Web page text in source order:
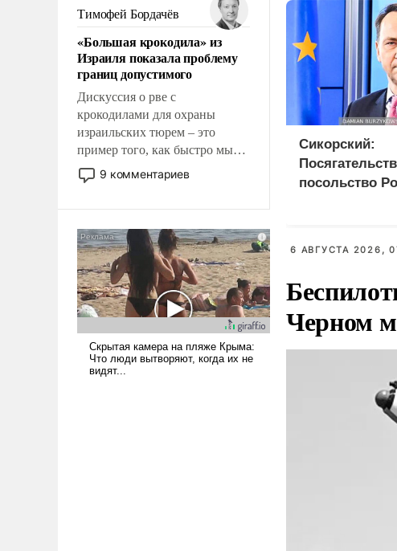
налогоплательщиков и где
Еревану за свои поступки не
нужно отвечать.
Тимофей Бордачёв
«Большая крокодила» из
Израиля показала проблему
границ допустимого
Дискуссия о рве с
крокодилами для охраны
израильских тюрем – это
пример того, как быстро мы
двигаемся по пути
революционных изменений.
псевдонаучной фантастики,
стало всерьез обсуждаемой
идеей.
9 комментариев
Сикорский:
посольство
6 АВГУСТА 2026,
Черном